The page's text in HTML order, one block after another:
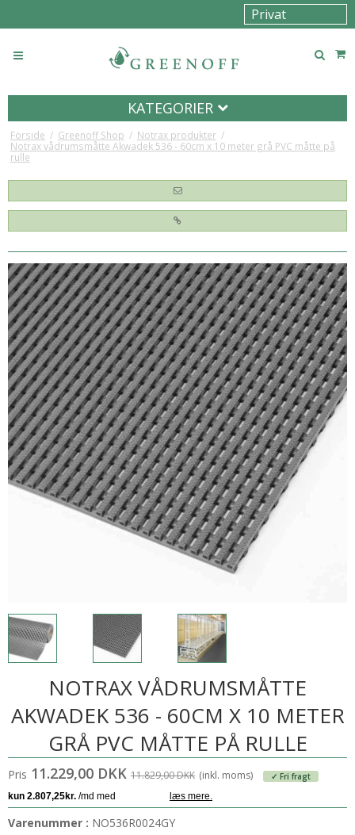
KATEGORIER
Forside / Greenoff Shop / Notrax produkter /
Notrax vådrumsmåtte Akwadek 536 - 60cm x 10 meter grå PVC måtte på
rulle
NOTRAX VÅDRUMSMÅTTE
AKWADEK 536 - 60CM X 10 METER
GRÅ PVC MÅTTE PÅ RULLE
Pris 11.229,00 DKK 11.829,00 DKK (inkl. moms) ✓ Fri fragt
Varenummer : NO536R0024GY